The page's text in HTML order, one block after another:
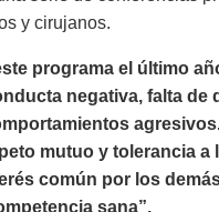
y cirujanos.
programa el último
negativa, falta de
mutuo y tolerancia a
común por los
sana”.